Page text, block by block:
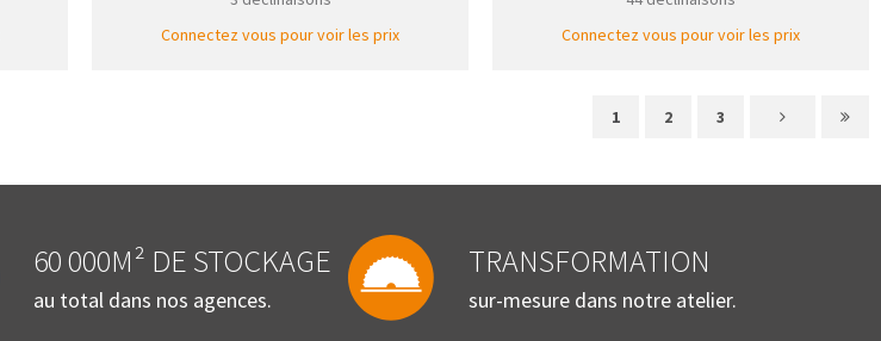
Connectez vous pour voir les prix
Connectez vous pour voir les prix
1 2 3
60 000M² DE STOCKAGE
au total dans nos agences.
TRANSFORMATION
sur-mesure dans notre atelier.